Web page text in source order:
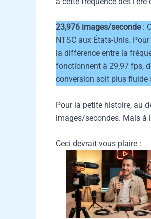
23,976 images/seconde:
NTSC aux États-Unis.
la différence entre la
fonctionnent à 29,97 fps,
conversion soit plus fluide
Pour la petite histoire, au
images/secondes. Mais à
Ceci devrait vous plaire :